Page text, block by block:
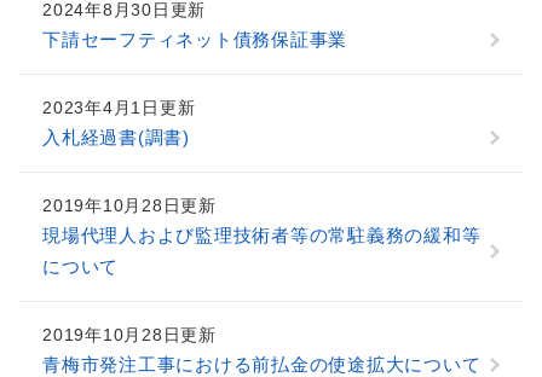
2024年8月30日更新
下請セーフティネット債務保証事業
2023年4月1日更新
入札経過書(調書)
2019年10月28日更新
現場代理人および監理技術者等の常駐義務の緩和等
について
2019年10月28日更新
青梅市発注工事における前払金の使途拡大について